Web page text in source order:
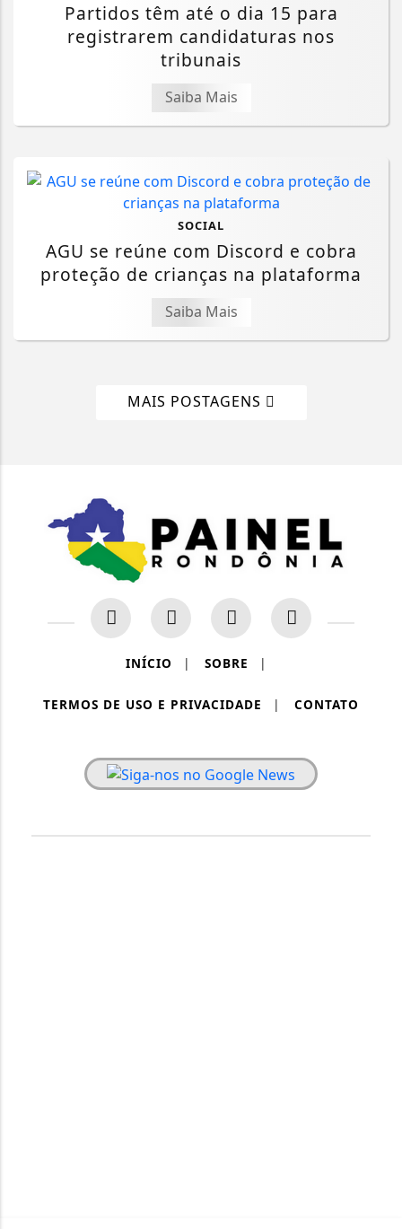
Partidos têm até o dia 15 para
registrarem candidaturas nos
tribunais
Saiba Mais
SOCIAL
AGU se reúne com Discord e cobra
proteção de crianças na plataforma
Saiba Mais
MAIS POSTAGENS
INÍCIO | SOBRE |
TERMOS DE USO E PRIVACIDADE | CONTATO